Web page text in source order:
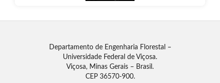
Departamento de Engenharia Florestal –
Universidade Federal de Viçosa.
Viçosa, Minas Gerais – Brasil.
CEP 36570-900.